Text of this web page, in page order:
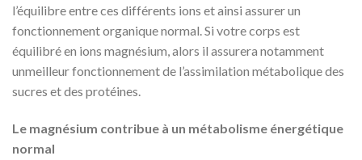
l’équilibre entre ces différents ions et ainsi assurer un
fonctionnement organique normal. Si votre corps est
équilibré en ions magnésium, alors il assurera notamment
unmeilleur fonctionnement de l’assimilation métabolique des
sucres et des protéines.
Le magnésium contribue à un métabolisme énergétique
normal